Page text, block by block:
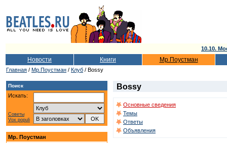
10.10.
Новости Книги Мр.Поустман
Главная / Мр.Поустман / Клуб / Bossy
Поиск
Искать:
Советы
Vox populi
Мр. Поустман
Bossy
Основные сведения
Темы
Ответы
Объявления